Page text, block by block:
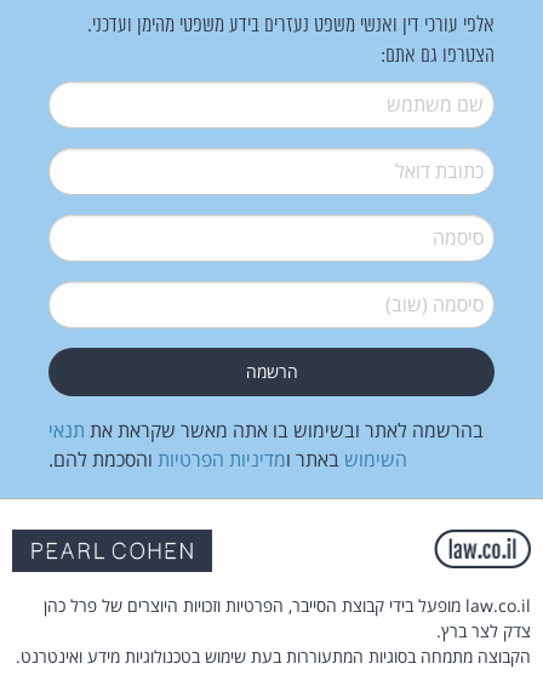
אלפי עורכי דין ואנשי משפט נעזרים בידע משפטי מהימן ועדכני.
הצטרפו גם אתם:
שם משתמש*
דואל*
סיסמה*
סיסמה (שוב)*
בהרשמה לאתר ובשימוש בו אתה מאשר שקראת את תנאי
השימוש באתר ומדיניות הפרטיות והסכמת להם.
law.co.il מופעל בידי קבוצת הסייבר, הפרטיות וזכויות היוצרים של פרל כהן
צדק לצר ברץ.
הקבוצה מתמחה בסוגיות המתעוררות בעת שימוש בטכנולוגיות מידע ואינטרנט.